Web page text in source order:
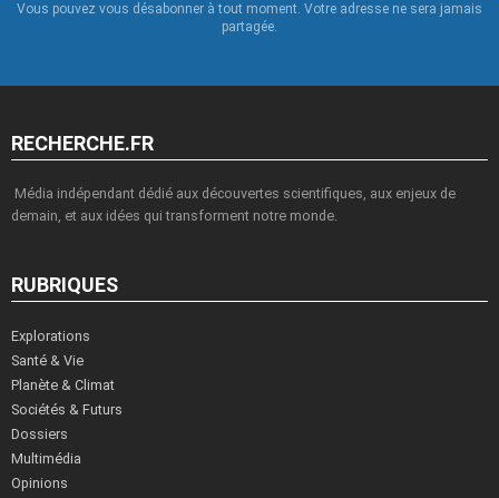
Vous pouvez vous désabonner à tout moment. Votre adresse ne sera jamais
partagée.
RECHERCHE.FR
Média indépendant dédié aux découvertes scientifiques, aux enjeux de
demain, et aux idées qui transforment notre monde.
RUBRIQUES
Explorations
Santé & Vie
Planète & Climat
Sociétés & Futurs
Dossiers
Multimédia
Opinions